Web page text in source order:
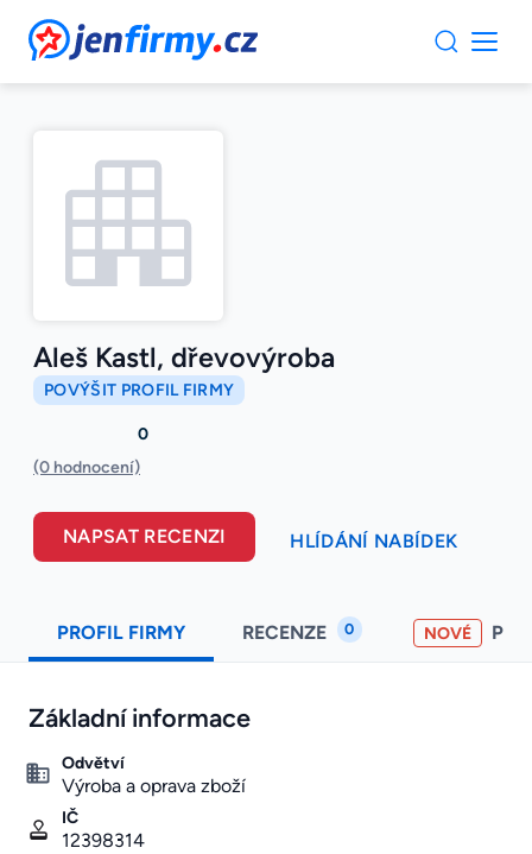
JenFirmy.cz
Aleš Kastl, dřevovýroba
POVÝŠIT PROFIL FIRMY
0
(0 hodnocení)
NAPSAT RECENZI HLÍDÁNÍ NABÍDEK
PROFIL FIRMY RECENZE 0 NOVÉ
Základní informace
Odvětví
Výroba a oprava zboží
IČ
12398314